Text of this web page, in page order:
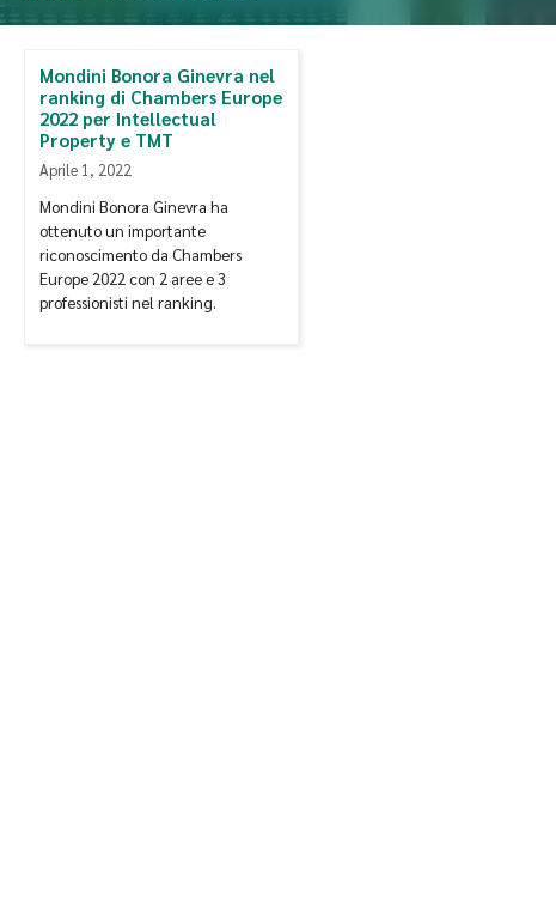
Mondini Bonora Ginevra nel
ranking di Chambers Europe
2022 per Intellectual
Property e TMT
Aprile 1, 2022
Mondini Bonora Ginevra ha
ottenuto un importante
riconoscimento da Chambers
Europe 2022 con 2 aree e 3
professionisti nel ranking.